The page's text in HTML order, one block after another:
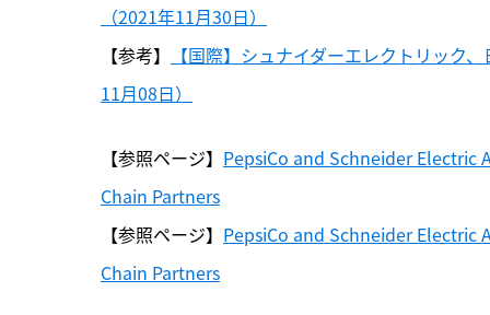
（2021年11月30日）
【参考】
【国際】シュナイダーエレクトリック
11月08日）
【参照ページ】 PepsiCo and Schneider
Chain Partners
【参照ページ】 PepsiCo and Schneider